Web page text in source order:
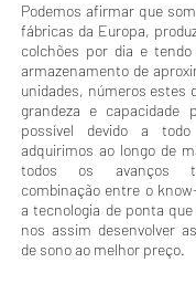
Podemos afirmar que
fábricas da Europa,
colchões por dia e
armazenamento de
unidades, números estes
grandeza e capacidade
possível devido a
adquirimos ao longo de
todos os avanços
combinação entre o
a tecnologia de ponta
nos assim desenvolver
de sono ao melhor preço.